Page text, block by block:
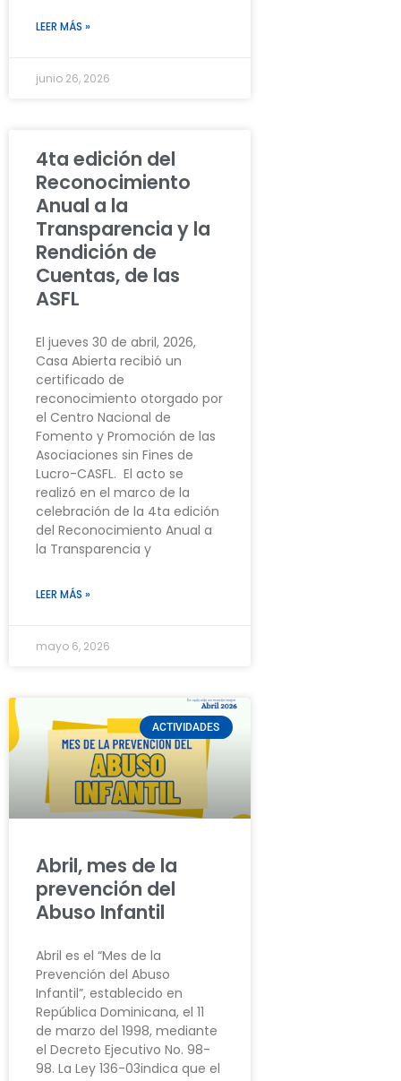
LEER MÁS »
junio 26, 2026
4ta edición del
Reconocimiento
Anual a la
Transparencia y la
Rendición de
Cuentas, de las
ASFL
El jueves 30 de abril, 2026,
Casa Abierta recibió un
certificado de
reconocimiento otorgado por
el Centro Nacional de
Fomento y Promoción de las
Asociaciones sin Fines de
Lucro-CASFL. El acto se
realizó en el marco de la
celebración de la 4ta edición
del Reconocimiento Anual a
la Transparencia y
LEER MÁS »
mayo 6, 2026
ACTIVIDADES
Abril, mes de la
prevención del
Abuso Infantil
Abril es el “Mes de la
Prevención del Abuso
Infantil”, establecido en
República Dominicana, el 11
de marzo del 1998, mediante
el Decreto Ejecutivo No. 98-
98. La Ley 136-03indica que el